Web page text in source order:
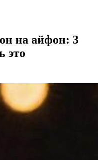
на айфон: 3
это